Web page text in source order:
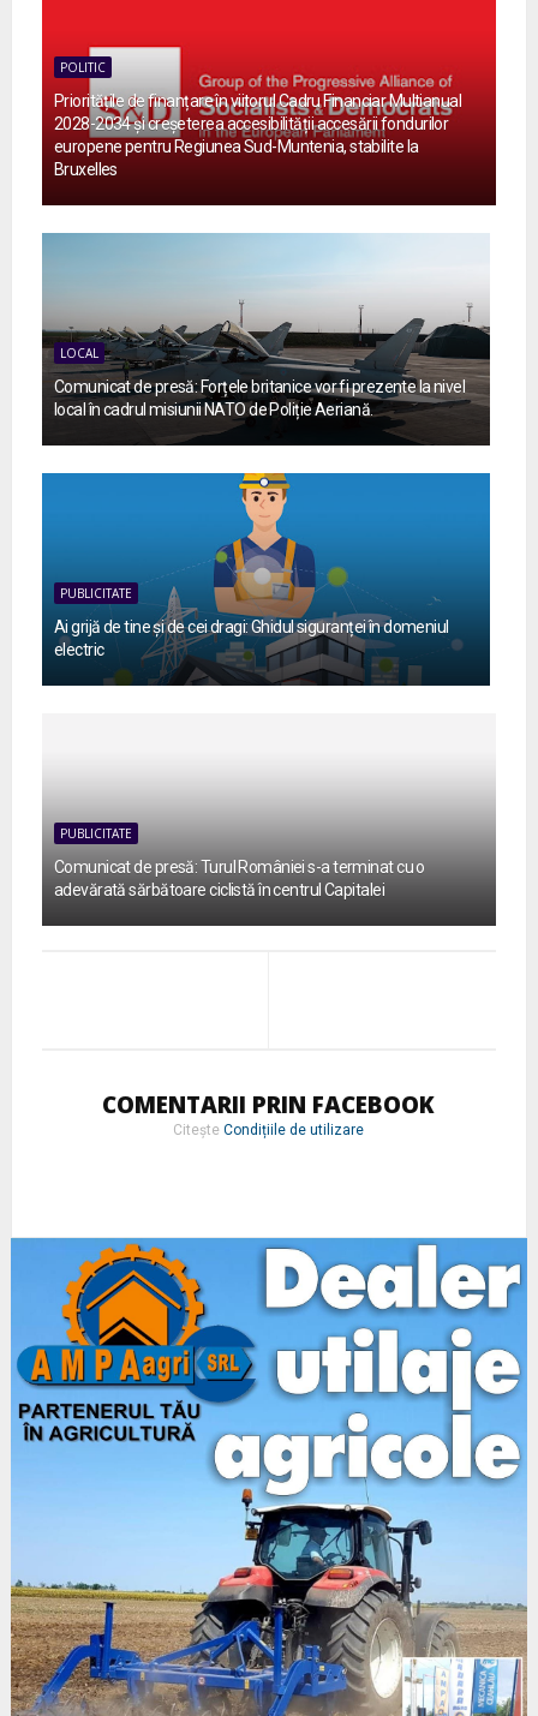
POLITIC
Prioritățile de finanțare în viitorul Cadru Financiar Multianual
2028-2034 și creșeterea accesibilității accesării fondurilor
europene pentru Regiunea Sud-Muntenia, stabilite la
Bruxelles
LOCAL
Comunicat de presă: Forțele britanice vor fi prezente la nivel
local în cadrul misiunii NATO de Poliție Aeriană.
PUBLICITATE
Ai grijă de tine și de cei dragi: Ghidul siguranței în domeniul
electric
PUBLICITATE
Comunicat de presă: Turul României s-a terminat cu o
adevărată sărbătoare ciclistă în centrul Capitalei
COMENTARII PRIN FACEBOOK
CiteșteCondițiile de utilizare